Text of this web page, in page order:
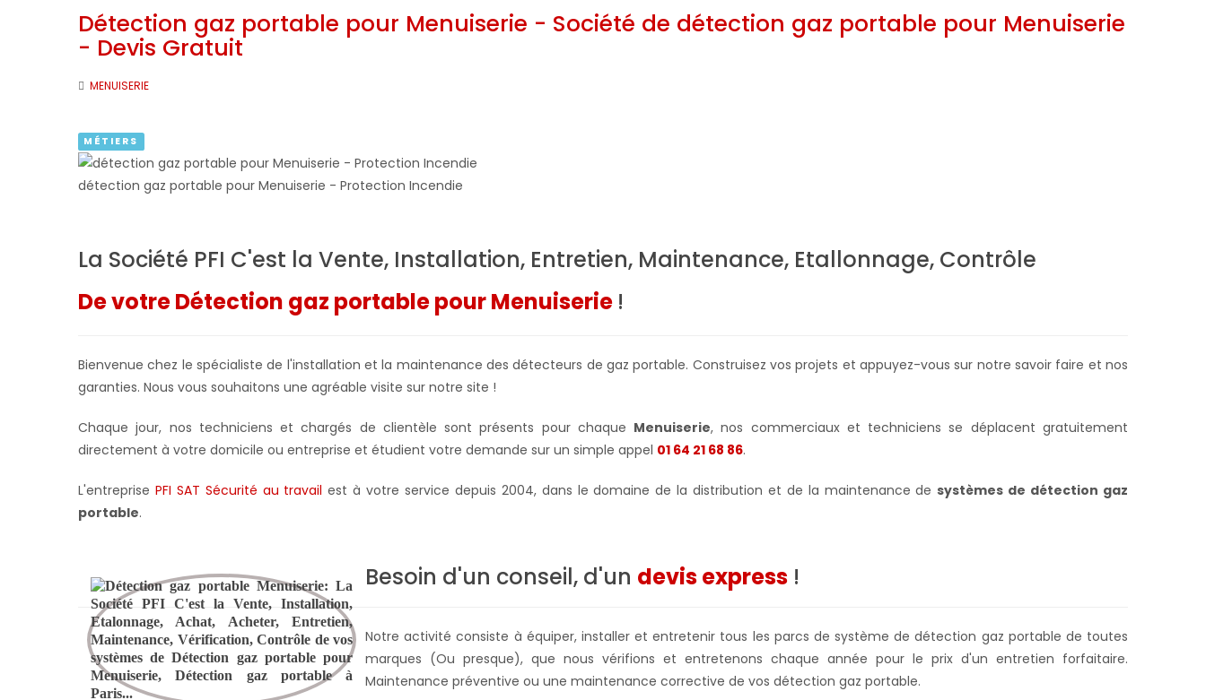
Détection gaz portable pour Menuiserie - Société de détection gaz portable pour Menuiserie
- Devis Gratuit
MENUISERIE
MÉTIERS
détection gaz portable pour Menuiserie - Protection Incendie
La Société PFI C'est la Vente, Installation, Entretien, Maintenance, Etallonnage, Contrôle
De votre Détection gaz portable pour Menuiserie !
Bienvenue chez le spécialiste de l'installation et la maintenance des détecteurs de gaz portable. Construisez vos projets et appuyez-vous sur notre savoir faire et nos
garanties. Nous vous souhaitons une agréable visite sur notre site !
Chaque jour, nos techniciens et chargés de clientèle sont présents pour chaque Menuiserie, nos commerciaux et techniciens se déplacent gratuitement
directement à votre domicile ou entreprise et étudient votre demande sur un simple appel 01 64 21 68 86.
L'entreprise PFI SAT Sécurité au travail est à votre service depuis 2004, dans le domaine de la distribution et de la maintenance desystèmes de détection gaz
portable.
Besoin d'un conseil, d'un devis express !
Notre activité consiste à équiper, installer et entretenir tous les parcs de système de détection gaz portable de toutes
marques (Ou presque), que nous vérifions et entretenons chaque année pour le prix d'un entretien forfaitaire.
Maintenance préventive ou une maintenance corrective de vos détection gaz portable.